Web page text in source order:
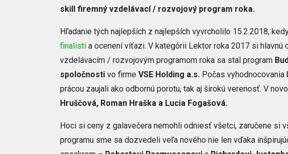
skill firemný vzdelávací / rozvojový program roka.
Hľadanie tých najlepších z najlepších vyvrcholilo 15.2.2018,
finalisti a ocenení víťazi. V kategórii Lektor roka 2017 si hlavnú
vzdelávacím / rozvojovým programom roka sa stal program
spoločnosti vo firme VSE Holding a.s. Počas
prácou zaujali ako odbornú porotu, tak aj širokú verenosť. V
Hruščová, Roman Hraška a Lucia Fogašová.
Hoci si ceny z galavečera nemohli odniesť všetci, zaručene si
programu sme sa dozvedeli veľa nového nie len vďaka